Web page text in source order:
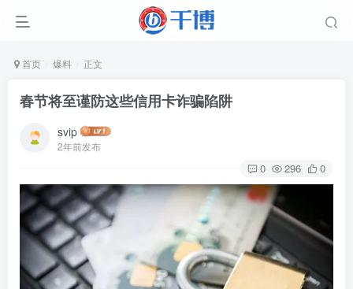
首页 爆料 正文
春节将至谨防这些信用卡诈骗陷阱
svip
2年前发布
0 296 0